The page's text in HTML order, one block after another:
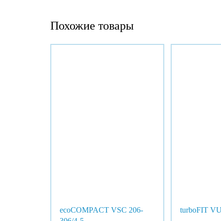
Похожие товары
ecoCOMPACT VSC 206-
turboFIT